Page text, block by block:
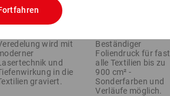
für Fleece
wird mit
und
in die
graviert.
Beständiger
Foliendruck für fast
alle Textilien bis zu
900 cm² -
Sonderfarben und
Verläufe möglich.